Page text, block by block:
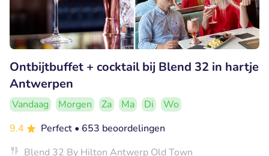
Ontbijtbuffet + cocktail bij Blend 32 in hartje
Antwerpen
Vandaag Morgen Za Ma Di
Wo
9.4
Perfect • 653 beoordelingen
Blend 32 By Hilton Antwerp Old Town